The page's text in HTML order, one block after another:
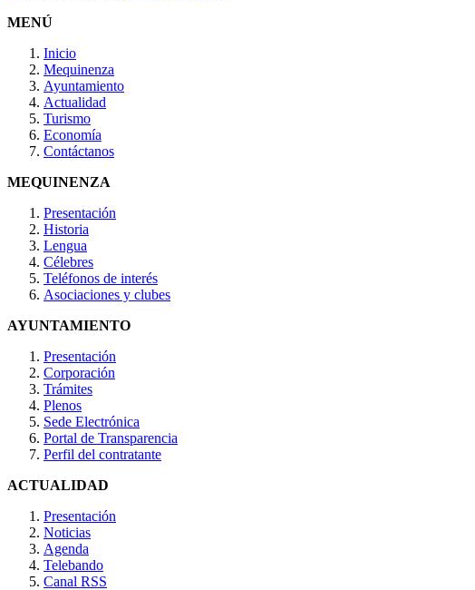
MENÚ
Inicio
Mequinenza
Ayuntamiento
Actualidad
Turismo
Economía
Contáctanos
MEQUINENZA
Presentación
Historia
Lengua
Célebres
Teléfonos de interés
Asociaciones y clubes
AYUNTAMIENTO
Presentación
Corporación
Trámites
Plenos
Sede Electrónica
Portal de Transparencia
Perfil del contratante
ACTUALIDAD
Presentación
Noticias
Agenda
Telebando
Canal RSS